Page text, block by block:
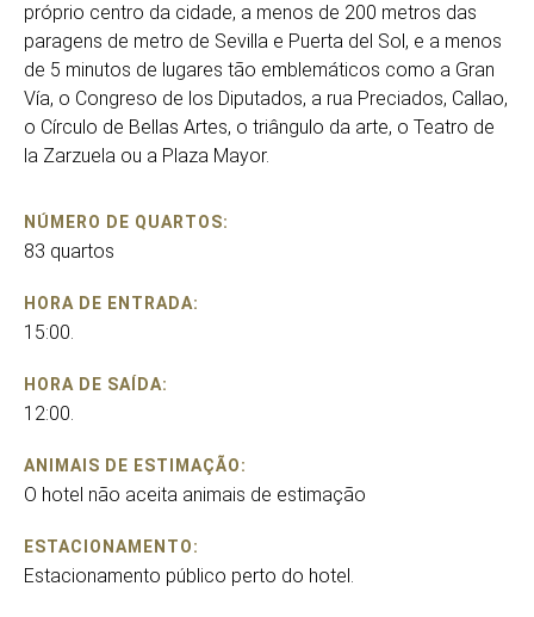
próprio centro da cidade, a menos de 200 metros das
paragens de metro de Sevilla e Puerta del Sol, e a menos
de 5 minutos de lugares tão emblemáticos como a Gran
Vía, o Congreso de los Diputados, a rua Preciados, Callao,
o Círculo de Bellas Artes, o triângulo da arte, o Teatro de
la Zarzuela ou a Plaza Mayor.
NÚMERO DE QUARTOS:
83 quartos
HORA DE ENTRADA:
15:00.
HORA DE SAÍDA:
12:00.
ANIMAIS DE ESTIMAÇÃO:
O hotel não aceita animais de estimação
ESTACIONAMENTO:
Estacionamento público perto do hotel.